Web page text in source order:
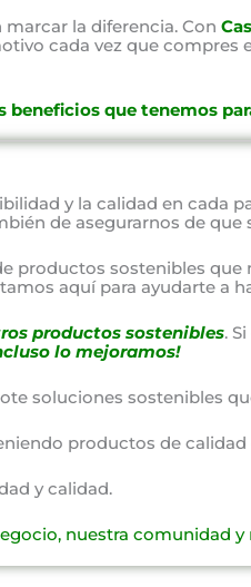
la diferencia. Con
cada vez que
que tenemos
y la calidad en cada
de asegurarnos de que
productos sostenibles
aquí para ayudarte a
productos sostenibles.
lo mejoramos!
soluciones sostenibles
productos de
y calidad.
nuestra comunidad